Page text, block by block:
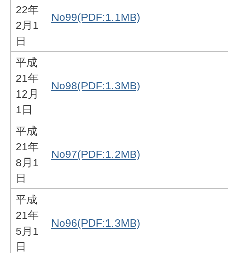
22年
2月1
日
No99(PDF:1.1MB)
平成
21年
12月
1日
No98(PDF:1.3MB)
平成
21年
8月1
日
No97(PDF:1.2MB)
平成
21年
5月1
日
No96(PDF:1.3MB)